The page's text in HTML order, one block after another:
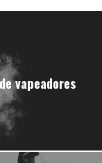
vapeadores